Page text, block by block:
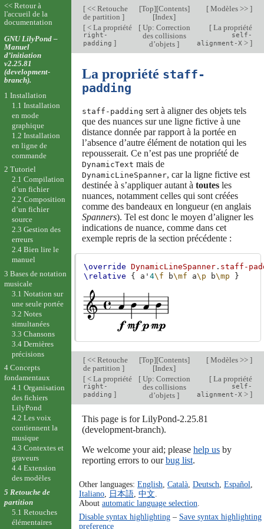
[<< Retouche
de partition ]
[Top][Contents]
[Index]
[Modèles >> ]
[< La propriété
right-
padding ]
[Up: Correction
des collisions
d’objets]
[La propriété
self-
alignment-X> ]
La propriété staff-
padding
staff-padding sert à aligner des objets tels
que des nuances sur une ligne fictive à une
distance donnée par rapport à la portée en
l’absence d’autre élément de notation qui les
repousserait. Ce n’est pas une propriété de
DynamicText mais de
DynamicLineSpanner, car la ligne fictive est
destinée à s’appliquer autant à toutesles
nuances, notamment celles qui sont créées
comme des bandeaux en longueur (en anglais
Spanners). Tel est donc le moyen d’aligner les
indications de nuance, comme dans cet
exemple repris de la section précédente :
\override DynamicLineSpanner. staff-
\relative
{ a' 4\f b\mf a\p b\mp }
[<< Retouche
de partition ]
[Top][Contents]
[Index]
[Modèles >> ]
[< La propriété
right-
padding ]
[Up: Correction
des collisions
d’objets]
[La propriété
self-
alignment-X > ]
This page is for LilyPond-2.25.81
(development-branch).
We welcome your aid; please help usby
reporting errors to ourbug list.
Other languages: English Català, Deutsch Español
Italiano, 日本語, 中文
About automatic language selection
Disable syntax highlighting– Save syntax highlighting
preference
<< Retour à
l'accueil de la
documentation
GNU LilyPond –
Manuel
d’initiation
v2.25.81
(development-
branch).
1 Installation
1.1 Installation
en mode
graphique
1.2 Installation
en ligne de
commande
2 Tutoriel
2.1 Compilation
d’un fichier
2.2 Composition
d’un fichier
source
2.3 Gestion des
erreurs
2.4 Bien lire le
manuel
3 Bases de notation
musicale
3.1 Notation sur
une seule portée
3.2 Notes
simultanées
3.3 Chansons
3.4 Dernières
précisions
4 Concepts
fondamentaux
4.1 Organisation
des fichiers
LilyPond
4.2 Les voix
contiennent la
musique
4.3 Contextes et
graveurs
4.4 Extension
des modèles
5 Retouche de
partition
5.1 Retouches
élémentaires